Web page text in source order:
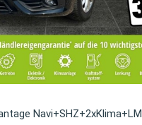
Navi+SHZ+2xKlima+LM